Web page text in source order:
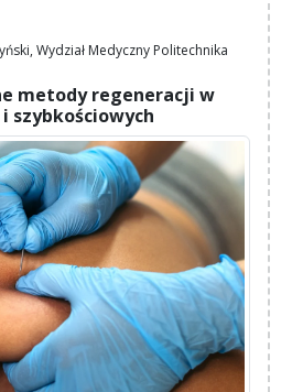
Wydział Medyczny Politechnika
metody regeneracji w
szybkościowych